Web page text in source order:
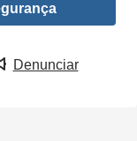
Denunciar